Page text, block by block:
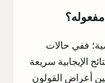
ففي حالات
الإيجابية سريعة
أعراض القولون